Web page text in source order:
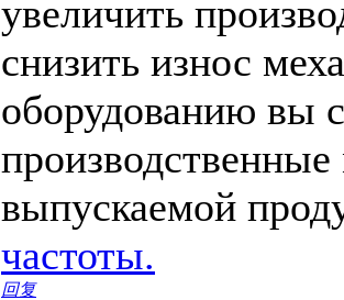
увеличить
снизить износ
оборудованию вы
выпускаемой
частоты.
回复